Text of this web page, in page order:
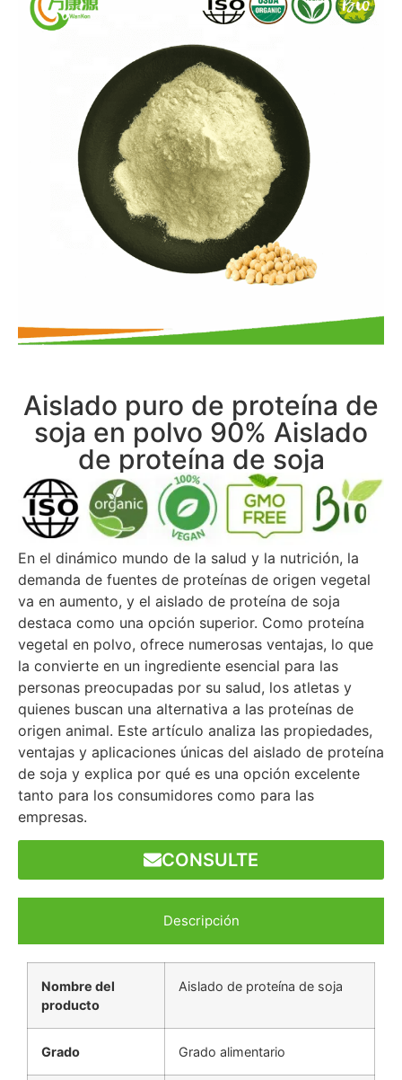
Aislado puro de proteína de
soja en polvo 90% Aislado
de proteína de soja
En el dinámico mundo de la salud y la nutrición, la
demanda de fuentes de proteínas de origen vegetal
va en aumento, y el aislado de proteína de soja
destaca como una opción superior. Como proteína
vegetal en polvo, ofrece numerosas ventajas, lo que
la convierte en un ingrediente esencial para las
personas preocupadas por su salud, los atletas y
quienes buscan una alternativa a las proteínas de
origen animal. Este artículo analiza las propiedades,
ventajas y aplicaciones únicas del aislado de proteína
de soja y explica por qué es una opción excelente
tanto para los consumidores como para las
empresas.
CONSULTE
Descripción
Nombre del
producto
Aislado de proteína de soja
Grado Grado alimentario